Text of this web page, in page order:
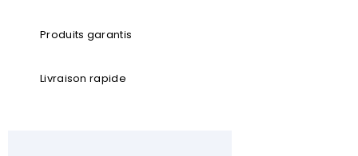
Produits garantis
Livraison rapide